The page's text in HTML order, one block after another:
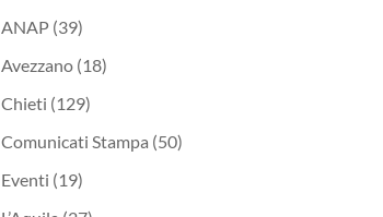
ANAP(39)
Avezzano(18)
Chieti (129)
Comunicati Stampa (50)
Eventi (19)